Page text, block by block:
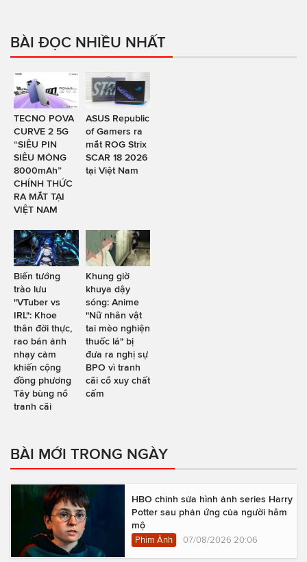
BÀI ĐỌC NHIỀU NHẤT
TECNO POVA
CURVE 2 5G
“SIÊU PIN
SIÊU MỎNG
8000mAh”
CHÍNH THỨC
RA MẮT TẠI
VIỆT NAM
ASUS Republic
of Gamers ra
mắt ROG Strix
SCAR 18 2026
tại Việt Nam
Biến tướng
trào lưu
"VTuber vs
IRL": Khoe
thân đời thực,
rao bán ảnh
nhạy cảm
khiến cộng
đồng phương
Tây bùng nổ
tranh cãi
Khung giờ
khuya dậy
sóng: Anime
"Nữ nhân vật
tai mèo nghiện
thuốc lá" bị
đưa ra nghị sự
BPO vì tranh
cãi cổ xuy chất
cấm
BÀI MỚI TRONG NGÀY
HBO chỉnh sửa hình ảnh series Harry
Potter sau phản ứng của người hâm
mộ
Phim Ảnh 07/08/2026 20:06